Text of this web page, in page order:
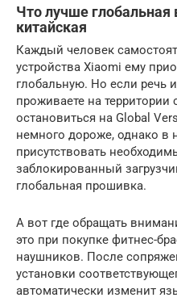
Что лучше глобальная
китайская
Каждый человек
устройства Xiaomi ему
глобальную. Но если речь
проживаете на территории
остановиться на Global
немного дороже, однако в
присутствовать
заблокированный
глобальная прошивка.
А вот где обращать
это при покупке фитнес-
наушников. После
установки
автоматически изменит